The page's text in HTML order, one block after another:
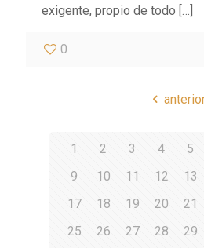
exigente, propio de todo […]
0
1 2 3 4 5
9
10 11 12 13
17
18 19 20 21
25
26 27 28 29